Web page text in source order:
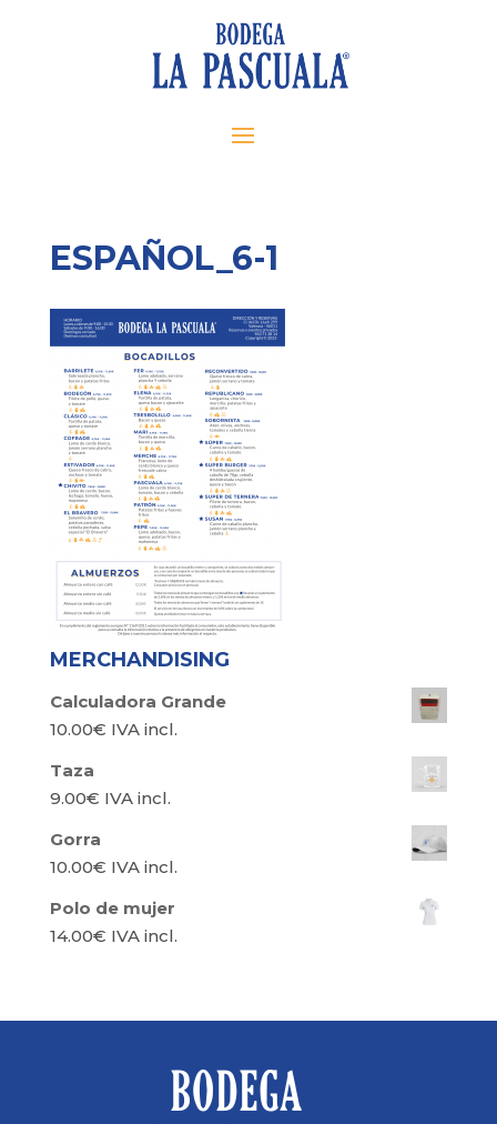
ESPAÑOL_6-1
MERCHANDISING
Calculadora Grande
10.00€ IVA incl.
Taza
9.00€ IVA incl.
Gorra
10.00€ IVA incl.
Polo de mujer
14.00€ IVA incl.